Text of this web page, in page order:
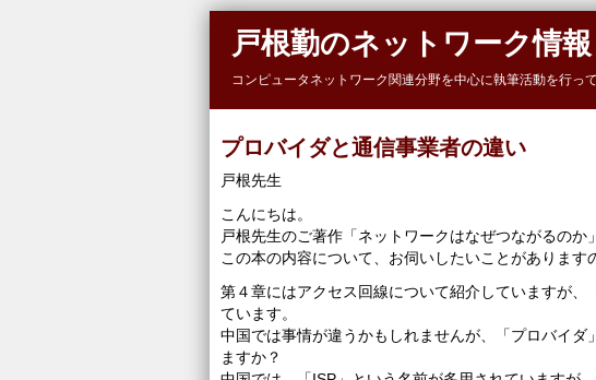
戸根勤のネットワーク情報
コンピュータネットワーク関連分野を中心に執筆活動を行っ
プロバイダと通信事業者の違い
戸根先生
こんにちは。
戸根先生のご著作「ネットワークはなぜつながるのか
この本の内容について、お伺いしたいことがあります
第４章にはアクセス回線について紹介していますが
ています。
中国では事情が違うかもしれませんが、「プロバイ
ますか？